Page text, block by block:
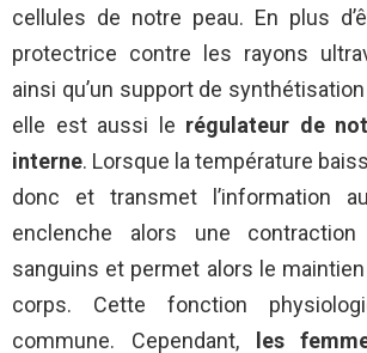
cellules de notre peau. En plus
protectrice contre les rayons
ainsi qu’un support de
elle est aussi le régulateur de
interne. Lorsque la température
donc et transmet l’information
enclenche alors une
sanguins et permet alors le
corps. Cette fonction
commune. Cependant, les